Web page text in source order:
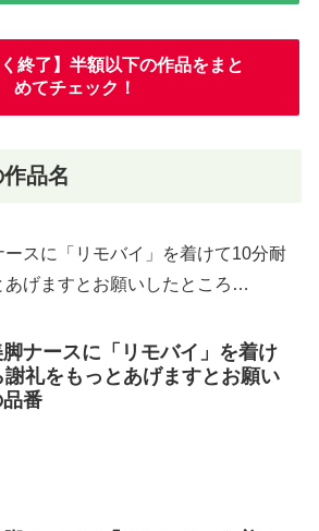
終了】半額以下の作品をまと
めてチェック！
品名
スに「リモバイ」を着けて10分耐
あげますとお願いしたところ…
ナースに「リモバイ」を着け
礼をもっとあげますとお願い
番